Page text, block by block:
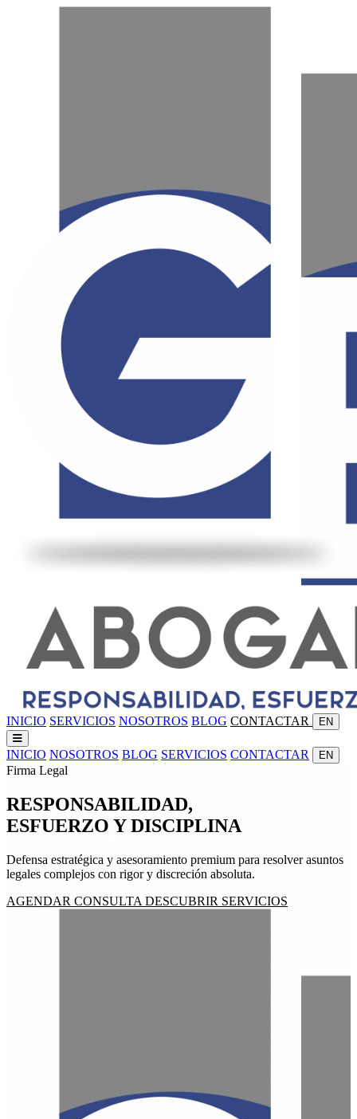
INICIO SERVICIOS NOSOTROS BLOG CONTACTAR EN
INICIO NOSOTROS BLOG SERVICIOS CONTACTAR EN
Firma Legal
RESPONSABILIDAD,
ESFUERZO YDISCIPLINA
Defensa estratégica y asesoramiento premium para resolver asuntos
legales complejos con rigor y discreción absoluta.
AGENDAR CONSULTA DESCUBRIR SERVICIOS